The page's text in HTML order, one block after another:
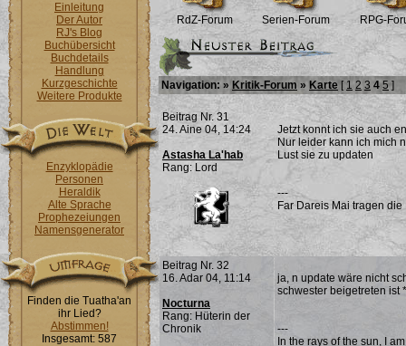
Einleitung
Der Autor
RJ's Blog
Buchübersicht
Buchdetails
Handlung
Kurzgeschichte
Weitere Produkte
Enzyklopädie
Personen
Heraldik
Alte Sprache
Prophezeiungen
Namensgenerator
Finden die Tuatha'an
ihr Lied?
Abstimmen!
Insgesamt: 587
RdZ-Forum Serien-Forum RPG-
Navigation: » Kritik-Forum » Karte [ 1 2 3 4 5]
Beitrag Nr. 31
24. Aine 04, 14:24
Astasha La'hab
Rang: Lord
Jetzt konnt ich sie auch
Nur leider kann ich mich
Lust sie zu updaten
---
Far Dareis Mai tragen
Beitrag Nr. 32
16. Adar 04, 11:14
Nocturna
Rang: Hüterin der
Chronik
ja, n update wäre nicht
schwester beigetreten ist
---
In the rays of the sun, I